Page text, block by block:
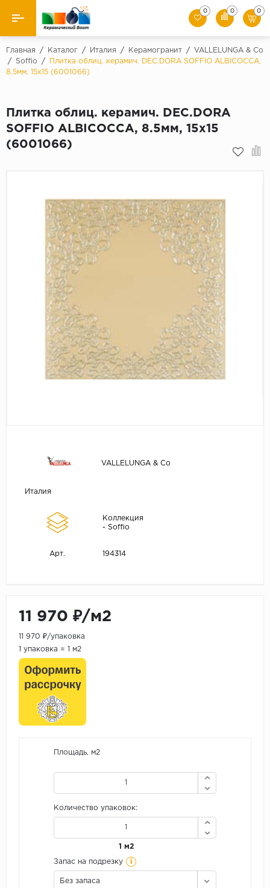
Назад
Производители
Керамогранит
0 0 0
Главная / Каталог / Италия / Керамогранит /
VALLELUNGA & Co
/
Soffio /
Плитка облиц. керамич. DEC.DORA SOFFIO ALBICOCCA,
8.5мм, 15x15 (6001066)
Плитка облиц. керамич. DEC.DORA
SOFFIO ALBICOCCA, 8.5мм, 15x15
(6001066)
VALLELUNGA & Co
Италия
Коллекция
- Soffio
Арт. 194314
11 970 ₽/м2
11 970 ₽/упаковка
1 упаковка = 1 м2
Площадь, м2
Количество упаковок:
1 м2
Запас на подрезку i
Без запаса